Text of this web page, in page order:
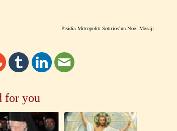
Pisidia Mitropoliti Sotirios’un Noel Mesajı
for you